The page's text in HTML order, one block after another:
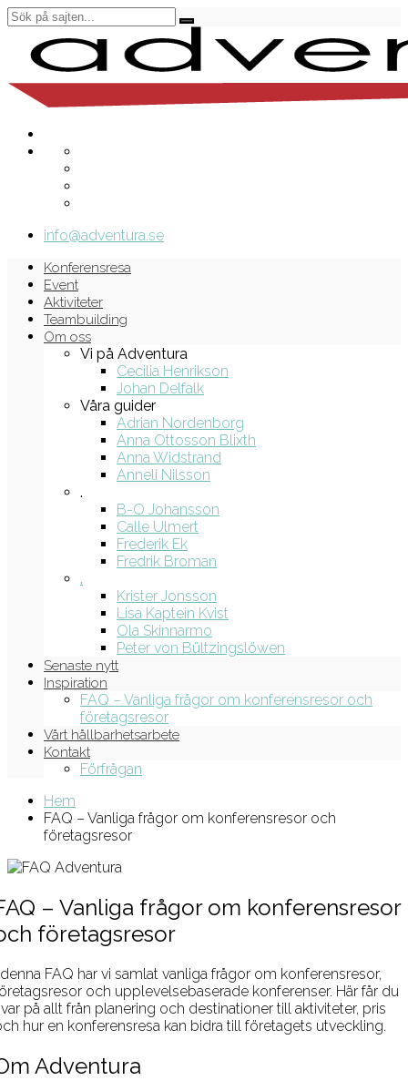
info@adventura.se
Konferensresa
Event
Aktiviteter
Teambuilding
Om oss
Vi på Adventura
Cecilia Henrikson
Johan Delfalk
Våra guider
Adrian Nordenborg
Anna Ottosson Blixth
Anna Widstrand
Anneli Nilsson
.
B-O Johansson
Calle Ulmert
Frederik Ek
Fredrik Broman
.
Krister Jonsson
Lisa Kaptein Kvist
Ola Skinnarmo
Peter von Bültzingslöwen
Senaste nytt
Inspiration
FAQ – Vanliga frågor om konferensresor och
företagsresor
Vårt hållbarhetsarbete
Kontakt
Förfrågan
Hem
FAQ – Vanliga frågor om konferensresor och
företagsresor
– Vanliga frågor om konferensresor
företagsresor
FAQ har vi samlat vanliga frågor om konferensresor,
och upplevelsebaserade konferenser. Här får du
på allt från planering och destinationer till aktiviteter, pris
hur en konferensresa kan bidra till företagets utveckling.
Adventura